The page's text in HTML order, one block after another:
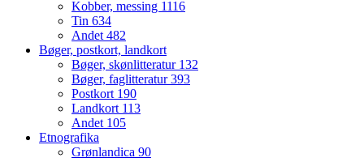
Kobber, messing 1116
Tin 634
Andet 482
Bøger, postkort, landkort
Bøger, skønlitteratur 132
Bøger, faglitteratur393
Postkort 190
Landkort 113
Andet 105
Etnografika
Grønlandica 90